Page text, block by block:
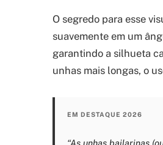
O segredo para esse
suavemente em um
garantindo a silhueta
unhas mais longas, o
EM DESTAQUE 2026
“As unhas bailarinas